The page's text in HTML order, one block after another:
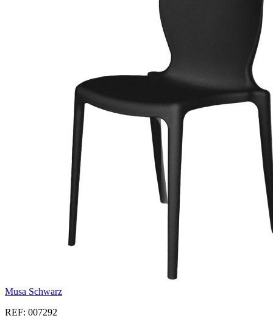
Musa Schwarz
REF: 007292